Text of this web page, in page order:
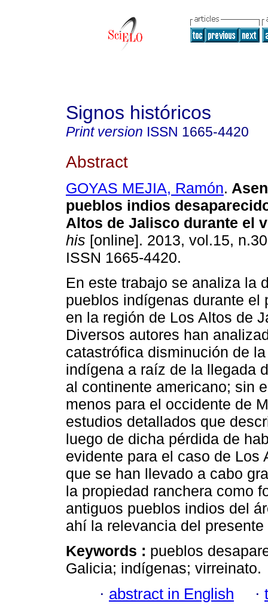
Signos históricos
Print version ISSN 1665-4420
Abstract
GOYAS MEJIA, Ramón.
pueblos indios
Altos de Jalisco durante el
his [online]. 2013, vol.15,
ISSN 1665-4420.
En este trabajo se analiza la
pueblos indígenas durante el
en la región de Los Altos de
Diversos autores han
catastrófica disminución de
indígena a raíz de la llegada
al continente americano; sin
menos para el occidente de
estudios detallados que
luego de dicha pérdida de
evidente para el caso de Los
que se han llevado a cabo
la propiedad ranchera como
antiguos pueblos indios del
ahí la relevancia del
Keywords : pueblos
Galicia; indígenas; virreinato.
· abstract in English ·